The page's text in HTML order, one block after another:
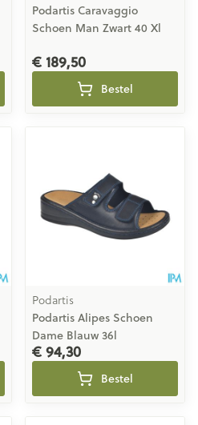
Podartis Caravaggio
Schoen Man Zwart 40 Xl
€ 189,50
Bestel
Podartis
Podartis Alipes Schoen
Dame Blauw 36l
€ 94,30
Bestel